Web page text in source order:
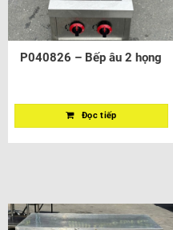
P040826 – Bếp âu 2 họng
Đọc tiếp